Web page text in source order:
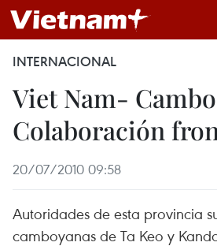
INTERNACIONAL
Viet Nam-
Colaboración
20/07/2010 09:58
Autoridades de esta provincia
camboyanas de Ta Keo y